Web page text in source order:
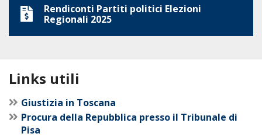
Rendiconti Partiti politici Elezioni
Regionali 2025
Links utili
Giustizia in Toscana
Procura della Repubblica presso il Tribunale di
Pisa